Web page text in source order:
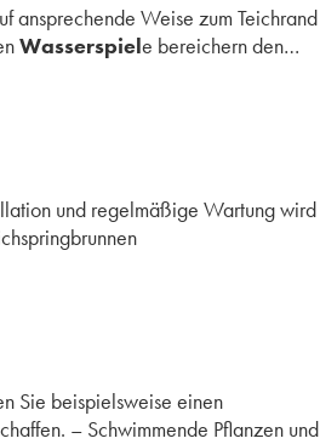
ansprechende Weise zum Teichrand
Wasserspiele bereichern den…
und regelmäßige Wartung wird
Sie beispielsweise einen
– Schwimmende Pflanzen und